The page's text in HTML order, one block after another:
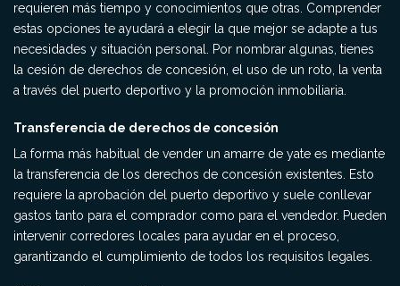
requieren más tiempo y conocimientos que otras. Comprender
estas opciones te ayudará a elegir la que mejor se adapte a tus
necesidades y situación personal. Por nombrar algunas, tienes
la cesión de derechos de concesión, el uso de un roto, la venta
a través del puerto deportivo y la promoción inmobiliaria.
Transferencia de derechos de concesión
La forma más habitual de vender un amarre de yate es mediante
la transferencia de los derechos de concesión existentes. Esto
requiere la aprobación del puerto deportivo y suele conllevar
gastos tanto para el comprador como para el vendedor. Pueden
intervenir corredores locales para ayudar en el proceso,
garantizando el cumplimiento de todos los requisitos legales.